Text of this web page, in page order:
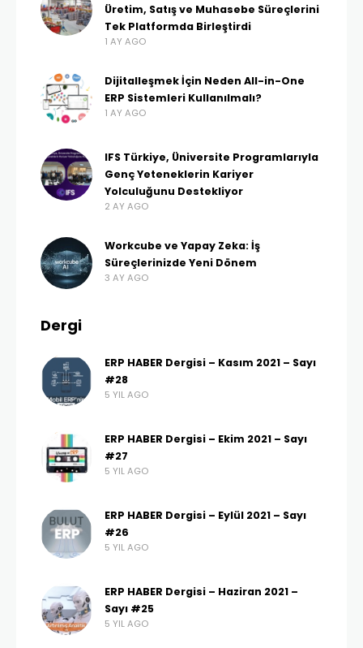
Üretim, Satış ve Muhasebe Süreçlerini
Tek Platformda Birleştirdi
1 AY AGO
Dijitalleşmek İçin Neden All-in-One
ERP Sistemleri Kullanılmalı?
1 AY AGO
IFS Türkiye, Üniversite Programlarıyla
Genç Yeteneklerin Kariyer
Yolculuğunu Destekliyor
2 AY AGO
Workcube ve Yapay Zeka: İş
Süreçlerinizde Yeni Dönem
3 AY AGO
Dergi
ERP HABER Dergisi – Kasım 2021 – Sayı
#28
5 YIL AGO
ERP HABER Dergisi – Ekim 2021 – Sayı
#27
5 YIL AGO
ERP HABER Dergisi – Eylül 2021 – Sayı
#26
5 YIL AGO
ERP HABER Dergisi – Haziran 2021 –
Sayı #25
5 YIL AGO